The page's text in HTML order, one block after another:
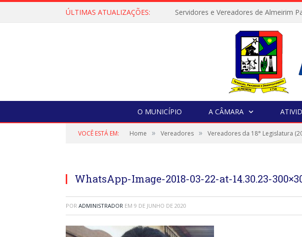
ÚLTIMAS ATUALIZAÇÕES:
O MUNICÍPIO A CÂMARA
VOCÊ ESTÁ EM: Home » Vereadores » Vereadores da 18° Legislatura
WhatsApp-Image-2018-03-22-at-14.30.23-
POR ADMINISTRADOR EM 9 DE JUNHO DE 2020